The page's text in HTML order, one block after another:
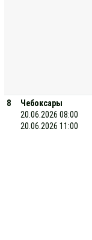
8
Чебоксары
20.06.2026 08:00
20.06.2026 11:00